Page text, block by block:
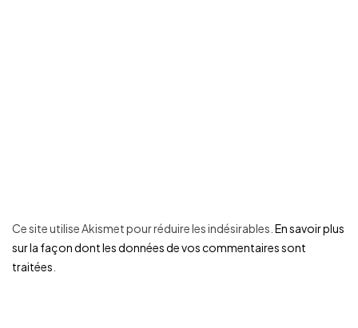
Ce site utilise Akismet pour réduire les indésirables. En savoir plus
sur la façon dont les données de vos commentaires sont
traitées